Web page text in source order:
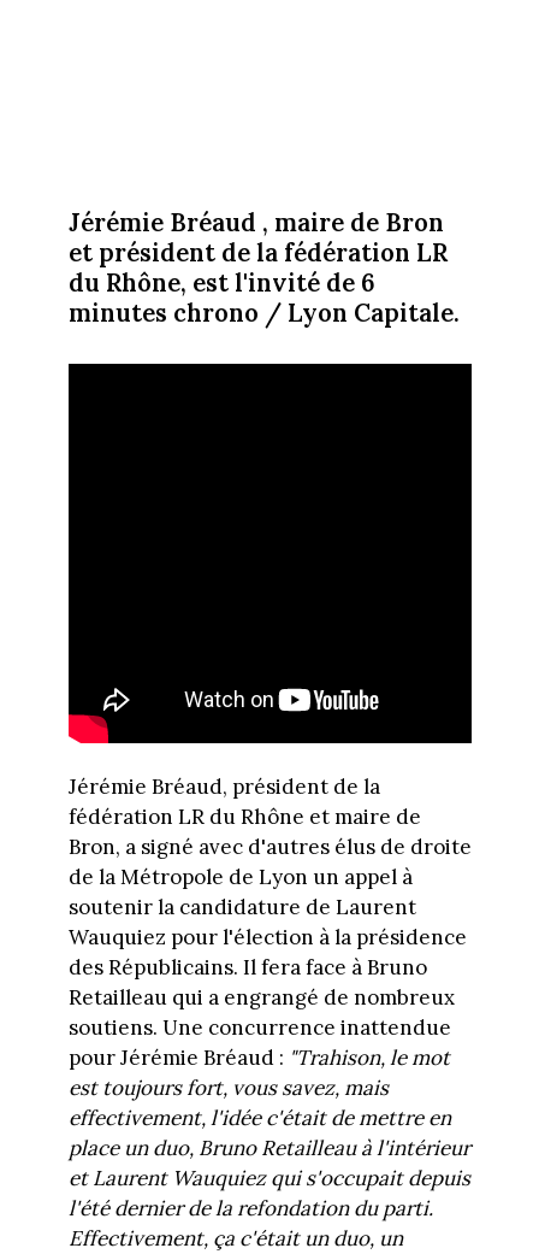
Jérémie Bréaud , maire de Bron
et président de la fédération LR
du Rhône, est l'invité de 6
minutes chrono / Lyon Capitale.
Jérémie Bréaud, président de la
fédération LR du Rhône et maire de
Bron, a signé avec d'autres élus de droite
de la Métropole de Lyon un appel à
soutenir la candidature de Laurent
Wauquiez pour l'élection à la présidence
des Républicains. Il fera face à Bruno
Retailleau qui a engrangé de nombreux
soutiens. Une concurrence inattendue
pour Jérémie Bréaud : "Trahison, le mot
est toujours fort, vous savez, mais
effectivement, l'idée c'était de mettre en
place un duo, Bruno Retailleau à l'intérieur
et Laurent Wauquiez qui s'occupait depuis
l'été dernier de la refondation du parti.
Effectivement, ça c'était un duo, un